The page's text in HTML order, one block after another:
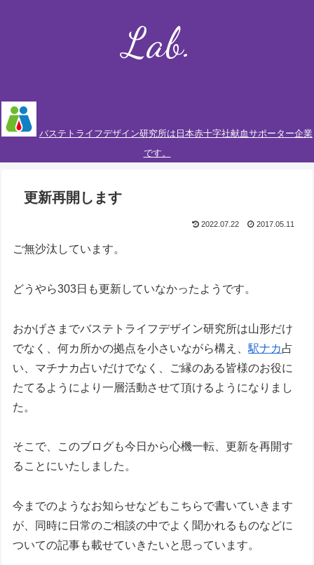
Lab.
バステトライフデザイン研究所は日本赤十字社献血サポーター企業
です。
更新再開します
2022.07.22 2017.05.11
ご無沙汰しています。
どうやら303日も更新していなかったようです。
おかげさまでバステトライフデザイン研究所は山形だけ
でなく、何カ所かの拠点を小さいながら構え、駅ナカ占
い、マチナカ占いだけでなく、ご縁のある皆様のお役に
たてるようにより一層活動させて頂けるようになりまし
た。
そこで、このブログも今日から心機一転、更新を再開す
ることにいたしました。
今までのようなお知らせなどもこちらで書いていきます
が、同時に日常のご相談の中でよく聞かれるものなどに
ついての記事も載せていきたいと思っています。